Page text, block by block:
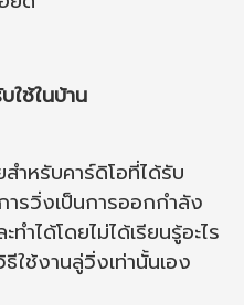
ใช้ในบ้าน
ำหรับคาร์ดิโอที่ได้รับ
ารวิ่งเป็นการออกกำลัง
ำได้โดยไม่ได้เรียนรู้อะไร
ใช้งานลู่วิ่งเท่านั้นเอง